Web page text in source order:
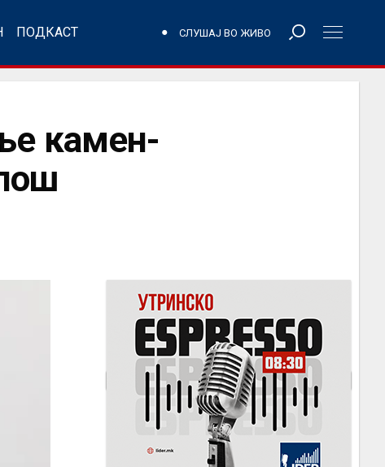
ПОДКАСТ СЛУШАЈ ВО ЖИВО
камен-